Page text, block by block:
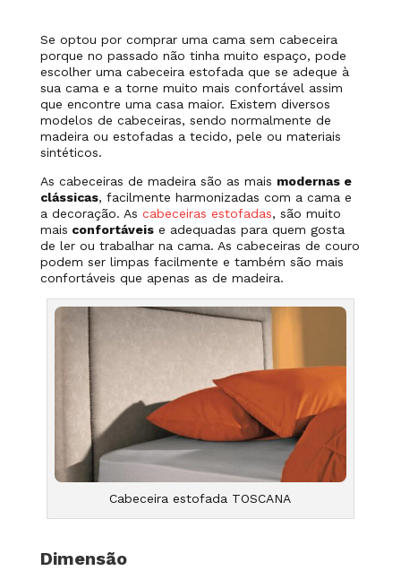
Se optou por comprar uma cama sem cabeceira
porque no passado não tinha muito espaço, pode
escolher uma cabeceira estofada que se adeque à
sua cama e a torne muito mais confortável assim
que encontre uma casa maior. Existem diversos
modelos de cabeceiras, sendo normalmente de
madeira ou estofadas a tecido, pele ou materiais
sintéticos.
As cabeceiras de madeira são as mais modernas e
clássicas, facilmente harmonizadas com a cama e
a decoração. As cabeceiras estofadas, são muito
mais confortáveise adequadas para quem gosta
de ler ou trabalhar na cama. As cabeceiras de couro
podem ser limpas facilmente e também são mais
confortáveis que apenas as de madeira.
Cabeceira estofada TOSCANA
Dimensão